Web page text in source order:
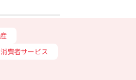
消費者サービス